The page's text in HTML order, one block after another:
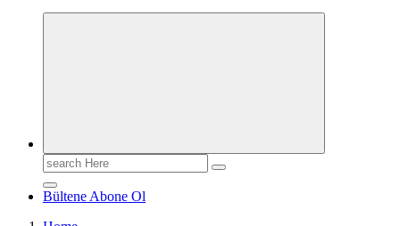
Search
for:
Bültene Abone Ol